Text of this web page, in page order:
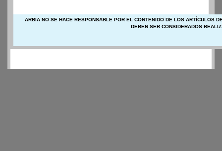
ARBIA NO SE HACE RESPONSABLE POR EL CONTENIDO DE LOS ARTÍCULOS
DEBEN SER CONSIDERADOS